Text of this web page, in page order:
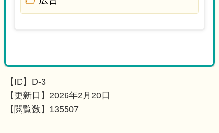
【ID】 D-3
【更新日】 2026年2月20日
【閲覧数】 135507